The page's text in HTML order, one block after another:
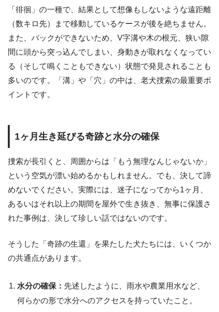
「徘徊」の一種で、結果として想像もしないような遠距離
（数キロ先）まで移動しているケースが後を絶ちません。
また、バックができないため、V字溝や木の根元、狭い隙
間に頭から突っ込んでしまい、身動きが取れなくなってい
る（そして鳴くこともできない）状態で発見されることも
多いのです。「溝」や「穴」の中は、老犬捜索の最重要ポ
イントです。
1ヶ月生き延びる奇跡と水分の確保
捜索が長引くと、周囲からは「もう無理なんじゃないか」
という空気が漂い始めるかもしれません。でも、決して諦
めないでください。実際には、迷子になってから1ヶ月、
あるいはそれ以上の期間を屋外で生き抜き、無事に保護さ
れた事例は、決して珍しい話ではないのです。
そうした「奇跡の生還」を果たした犬たちには、いくつか
の共通点があります。
水分の確保： 先述したように、雨水や農業用水など、
何らかの形で水分へのアクセスを持っていたこと。